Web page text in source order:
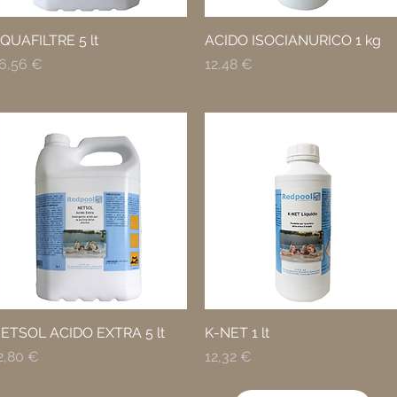
5 lt
€
ACIDO ISOCIANURICO 1 kg
Prezzo
12,48 €
ACIDO EXTRA 5 lt
€
K-NET 1 lt
Prezzo
12,32 €